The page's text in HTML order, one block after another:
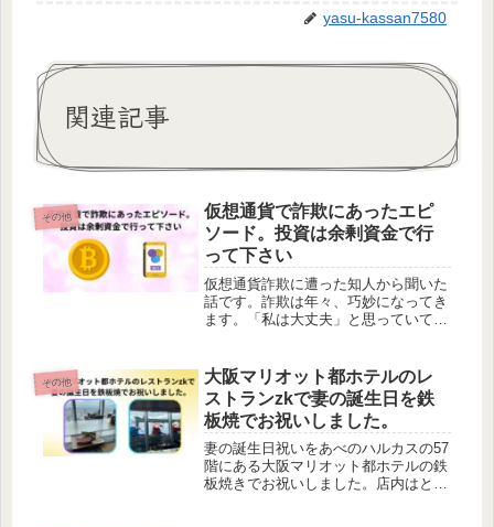
yasu-kassan7580
関連記事
その他
仮想通貨で詐欺にあったエピ
ソード。投資は余剰資金で行
って下さい
仮想通貨詐欺に遭った知人から聞いた
話です。詐欺は年々、巧妙になってき
ます。「私は大丈夫」と思っていても
その他
大阪マリオット都ホテルのレ
ストランzkで妻の誕生日を鉄
板焼でお祝いしました。
妻の誕生日祝いをあべのハルカスの57
階にある大阪マリオット都ホテルの鉄
板焼きでお祝いしました。店内はとて